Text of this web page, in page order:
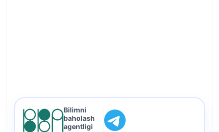
Bilimni
baholash
agentligi